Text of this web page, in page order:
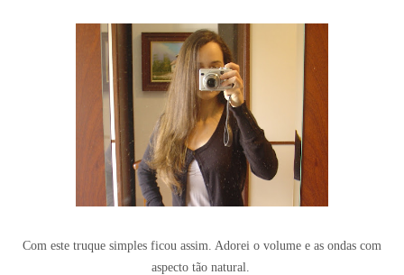
Com este truque simples ficou assim. Adorei o volume e as ondas com
aspecto tão natural.